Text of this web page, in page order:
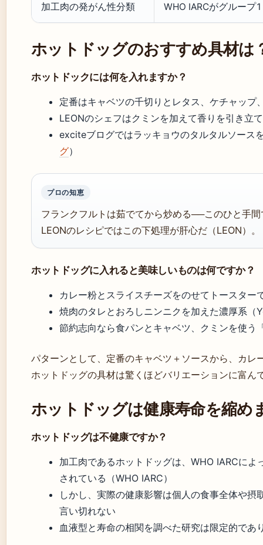
加工肉の発がん性分類 WHO IARCがグループ
ホットドッグのおすすめ具材は
ホットドックには何を入れますか？
定番はキャベツの千切りとレタス、ケチャップ
LEONのシェフはクミンを加えて香りを引き立
exciteブログではラッキョウのタルタルソース
グ）
プロの知恵
フランクフルトは茹でてから炒める──このひと手
LEONのレシピではこの下処理が肝心だ（LEON）。
ホットドッグに入れると美味しいものは何ですか？
カレー粉とスライスチーズをのせてトースタ
焼肉のタレとおろしニンニクを加えた濃厚系（
節約志向なら食パンとキャベツ、クミンを使う
パターンとして、定番のキャベツ＋ソースから、カレ
ホットドッグの具材は驚くほどバリエーションに富ん
ホットドッグは健康寿命を縮め
ホットドッグは不健康ですか？
加工肉であるホットドッグは、WHO IARCに
されている（WHO IARC）
しかし、実際の健康影響は個人の食事全体や
言い切れない
血液型と寿命の相関を調べた研究は限定的であ